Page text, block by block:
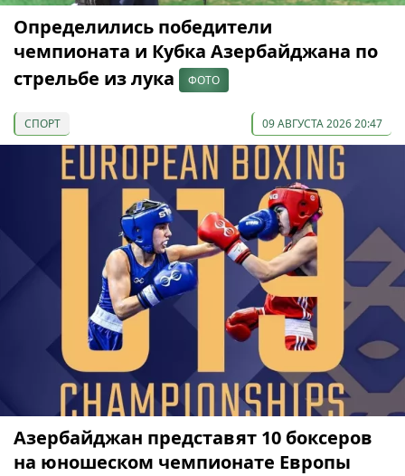
Определились победители
чемпионата и Кубка Азербайджана по
стрельбе из лука
ФОТО
СПОРТ 09 АВГУСТА 2026 20:47
Азербайджан представят 10 боксеров
на юношеском чемпионате Европы